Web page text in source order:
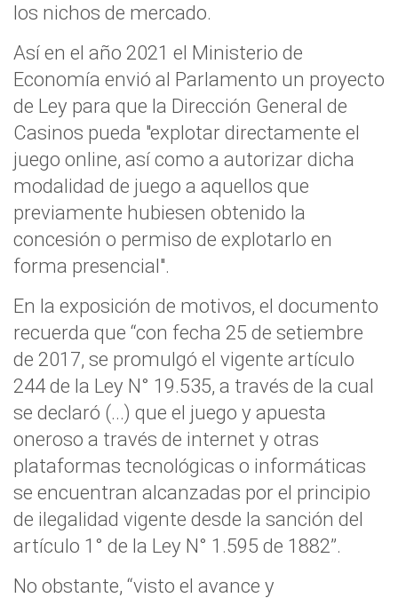
los nichos de mercado.
Así en el año 2021 el Ministerio de
Economía envió al Parlamento un proyecto
de Ley para que la Dirección General de
Casinos pueda "explotar directamente el
juego online, así como a autorizar dicha
modalidad de juego a aquellos que
previamente hubiesen obtenido la
concesión o permiso de explotarlo en
forma presencial".
En la exposición de motivos, el documento
recuerda que “con fecha 25 de setiembre
de 2017, se promulgó el vigente artículo
244 de la Ley N° 19.535, a través de la cual
se declaró (...) que el juego y apuesta
oneroso a través de internet y otras
plataformas tecnológicas o informáticas
se encuentran alcanzadas por el principio
de ilegalidad vigente desde la sanción del
artículo 1° de la Ley N° 1.595 de 1882”.
No obstante, “visto el avance y